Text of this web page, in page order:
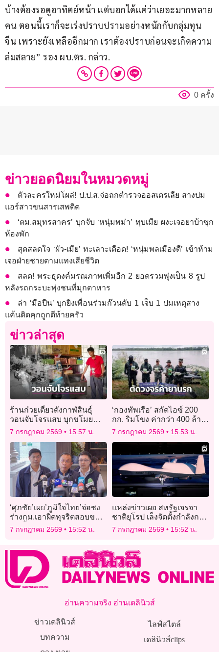
บ้างต้องรอดูอาทิตย์หน้า แต่บอกได้แค่ว่าเยอะมากหลาย
คน ตอนนี้เราก็จะเร่งปราบปรามอย่างหนักกับกลุ่มทุน
จีน เพราะยังเหลืออีกมาก เราต้องปราบก่อนจะเกิดความ
ล่มสลาย” รอง ผบ.ตร. กล่าว.
0 ครั้ง
ข่าวยอดนิยมในหมวดหมู่
ตัวละครใหม่โผล่! ป.ป.ส.จ่อถกตำรวจออสเตรเลีย สางปม
แอร์สาวขนสารเสพติด
‘ตม.สมุทรสาคร’ บุกจับ ‘หนุ่มพม่า’ ทุบเมีย ผงะเจอยาบ้าซุก
ห้องพัก
สุดสลดใจ ‘ผัว-เมีย’ ทะเลาะเดือด! ‘หนุ่มพลเมืองดี’ เข้าห้าม
เจอฝ่ายชายตามแทงเสียชีวิต
สลด! พระธุดงค์มรณภาพเพิ่มอีก 2 ยอดรวมพุ่งเป็น 8 รูป
หลังรถกระบะพุ่งชนที่มุกดาหาร
ล่า ‘มือปืน’ บุกยิงเพื่อนร่วมก๊วนดับ 1 เจ็บ 1 ปมเหตุสาง
แค้นติดคุกถูกตีท้ายครัว
ข่าวล่าสุด
ร้านก๋วยเตี๋ยวดังกาฬสินธุ์
วอนจับโจรแสบ บุกขโมย
ของกินในร้าน กวาด
‘เฉาก๊วย’ 4 ถุงใหญ่ไม่เหลือ
7 กรกฎาคม 2569 15:57 น.
‘กองทัพเรือ’ สกัดไอซ์ 200
กก. ริมโขง ค่ากว่า 400 ล้าน
ตัดวงจรค้ายาข้ามชาติ
7 กรกฎาคม 2569 15:53 น.
‘ศุภชัย’เผย’ภูมิใจไทย’จ่อชง
ร่างกม.เอาผิดทุจริตสอบข
รก.ทั้งระบบ ฟันโทษหนักจำ
คุกไม่เกิน 15 ปี
7 กรกฎาคม 2569 15:52 น.
แหล่งข่าวเผย สหรัฐเจรจา
ชาติยุโรป เล็งจัดตั้งกำลังการ
ผลิตขีปนาวุธร่วมกัน
7 กรกฎาคม 2569 15:52 น.
อ่านความจริง อ่านเดลินิวส์
ข่าวเดลินิวส์
บทความ
ไลฟ์สไตล์
เดลินิวส์clips